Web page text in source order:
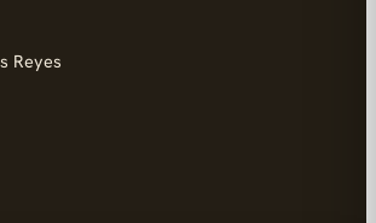
Reyes